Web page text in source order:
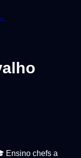
Ensino chefs a